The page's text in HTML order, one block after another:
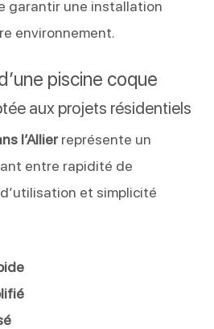
garantir une installation
environnement.
piscine coque
aux projets résidentiels
l’Allierreprésente un
entre rapidité de
et simplicité